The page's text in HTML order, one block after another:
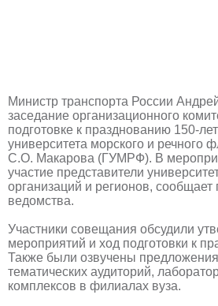
Министр транспорта России
заседание организационного
подготовке к празднованию 150-
университета морского и речного
С.О. Макарова (ГУМРФ). В
участие представители
организаций и регионов, сообщает
ведомства.
Участники совещания обсудили
мероприятий и ход подготовки к
Также были озвучены
тематических аудиторий,
комплексов в филиалах вуза.